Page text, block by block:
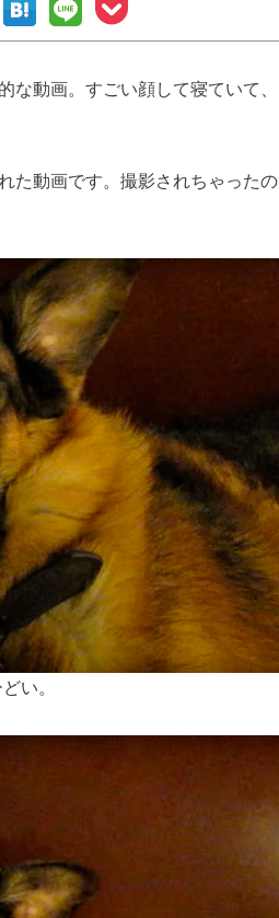
な動画。すごい顔して寝ていて、
た動画です。撮影されちゃったの
い。